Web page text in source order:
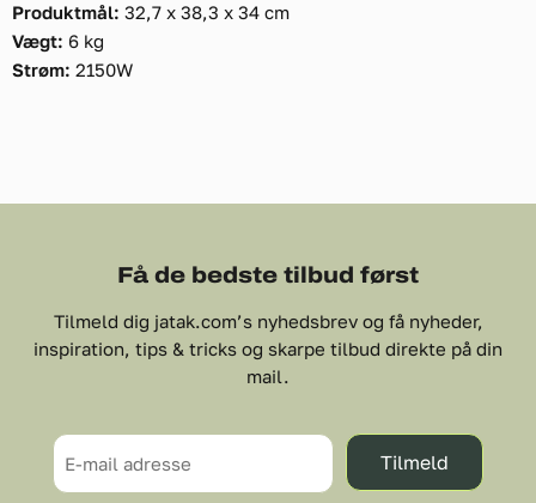
Produktmål: 32,7 x 38,3 x 34 cm
Vægt: 6 kg
Strøm: 2150W
Få de bedste tilbud først
Tilmeld dig jatak.com’s nyhedsbrev og få nyheder,
inspiration, tips & tricks og skarpe tilbud direkte på din
mail.
E-mail adresse Tilmeld